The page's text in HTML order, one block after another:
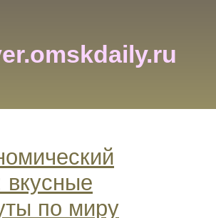
вкусные
по миру